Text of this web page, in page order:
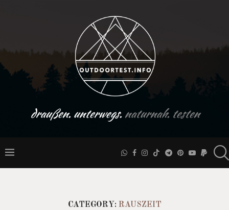
draußen. unterwegs.naturnah. testen
CATEGORY: RAUSZEIT